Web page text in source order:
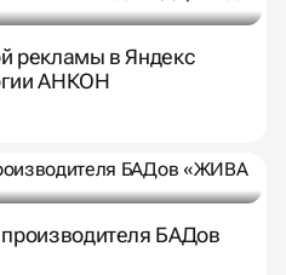
рекламы в Яндекс
АНКОН
БАДов